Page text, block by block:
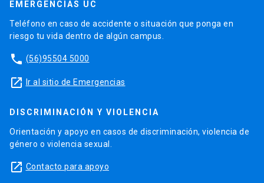
EMERGENCIAS UC
Teléfono en caso de accidente o situación que ponga en
riesgo tu vida dentro de algún campus.
phone (56)95504 5000
launch Ir al sitio de Emergencias
DISCRIMINACIÓN Y VIOLENCIA
Orientación y apoyo en casos de discriminación, violencia de
género o violencia sexual.
launch Contacto para apoyo